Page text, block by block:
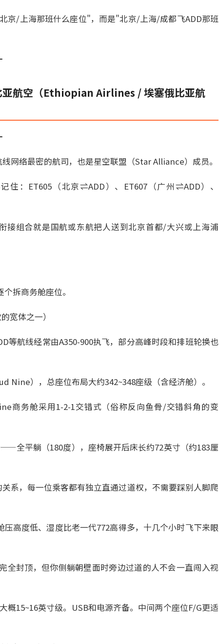
京/上海那班什么座位"，而是"北京/上海/成都飞ADD那班
亚航空（Ethiopian Airlines / 埃塞俄比亚航
网络最密的航司，也是星空联盟（Star Alliance）成员。
：ET605（北京⇌ADD）、ET607（广州⇌ADD）、
接组合就是国航或东航把人送到北京首都/大兴或上海浦
拆商务舱座位。
宽体之一）
航线经常由A350-900执飞，部分高峰时段和排班轮换也
Nine），总座位布局大约342~348座级（含经济舱）。
商务舱采用1-2-1交错式（俗称反向鱼骨/交错斜角的变
全平躺（180度），座椅展开后床长约72英寸（约183厘
系，每一位乘客都有独立直通过道权，不需要踩别人脚爬
高度低、湿度比老一代772高得多，十几个小时飞下来眼
封顶，但你侧躺朝壁面时旁边过道的人不会一直闯入视
概15~16英寸级。USB和电源齐备。中间两个座位F/G更适